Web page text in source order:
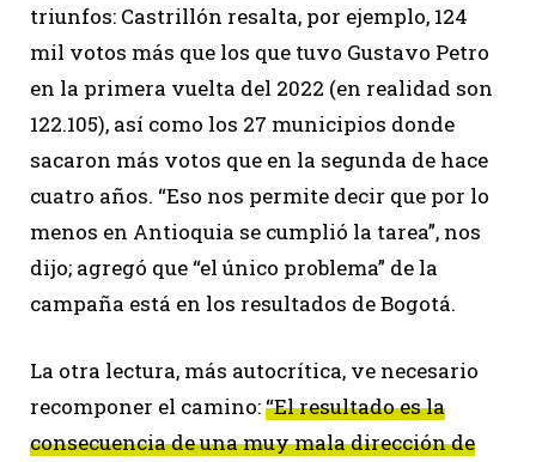
triunfos: Castrillón resalta, por ejemplo, 124
mil votos más que los que tuvo Gustavo Petro
en la primera vuelta del 2022 (en realidad son
122.105), así como los 27 municipios donde
sacaron más votos que en la segunda de hace
cuatro años. “Eso nos permite decir que por lo
menos en Antioquia se cumplió la tarea”, nos
dijo; agregó que “el único problema” de la
campaña está en los resultados de Bogotá.
La otra lectura, más autocrítica, ve necesario
recomponer el camino:“El resultado es la
consecuencia de una muy mala dirección de